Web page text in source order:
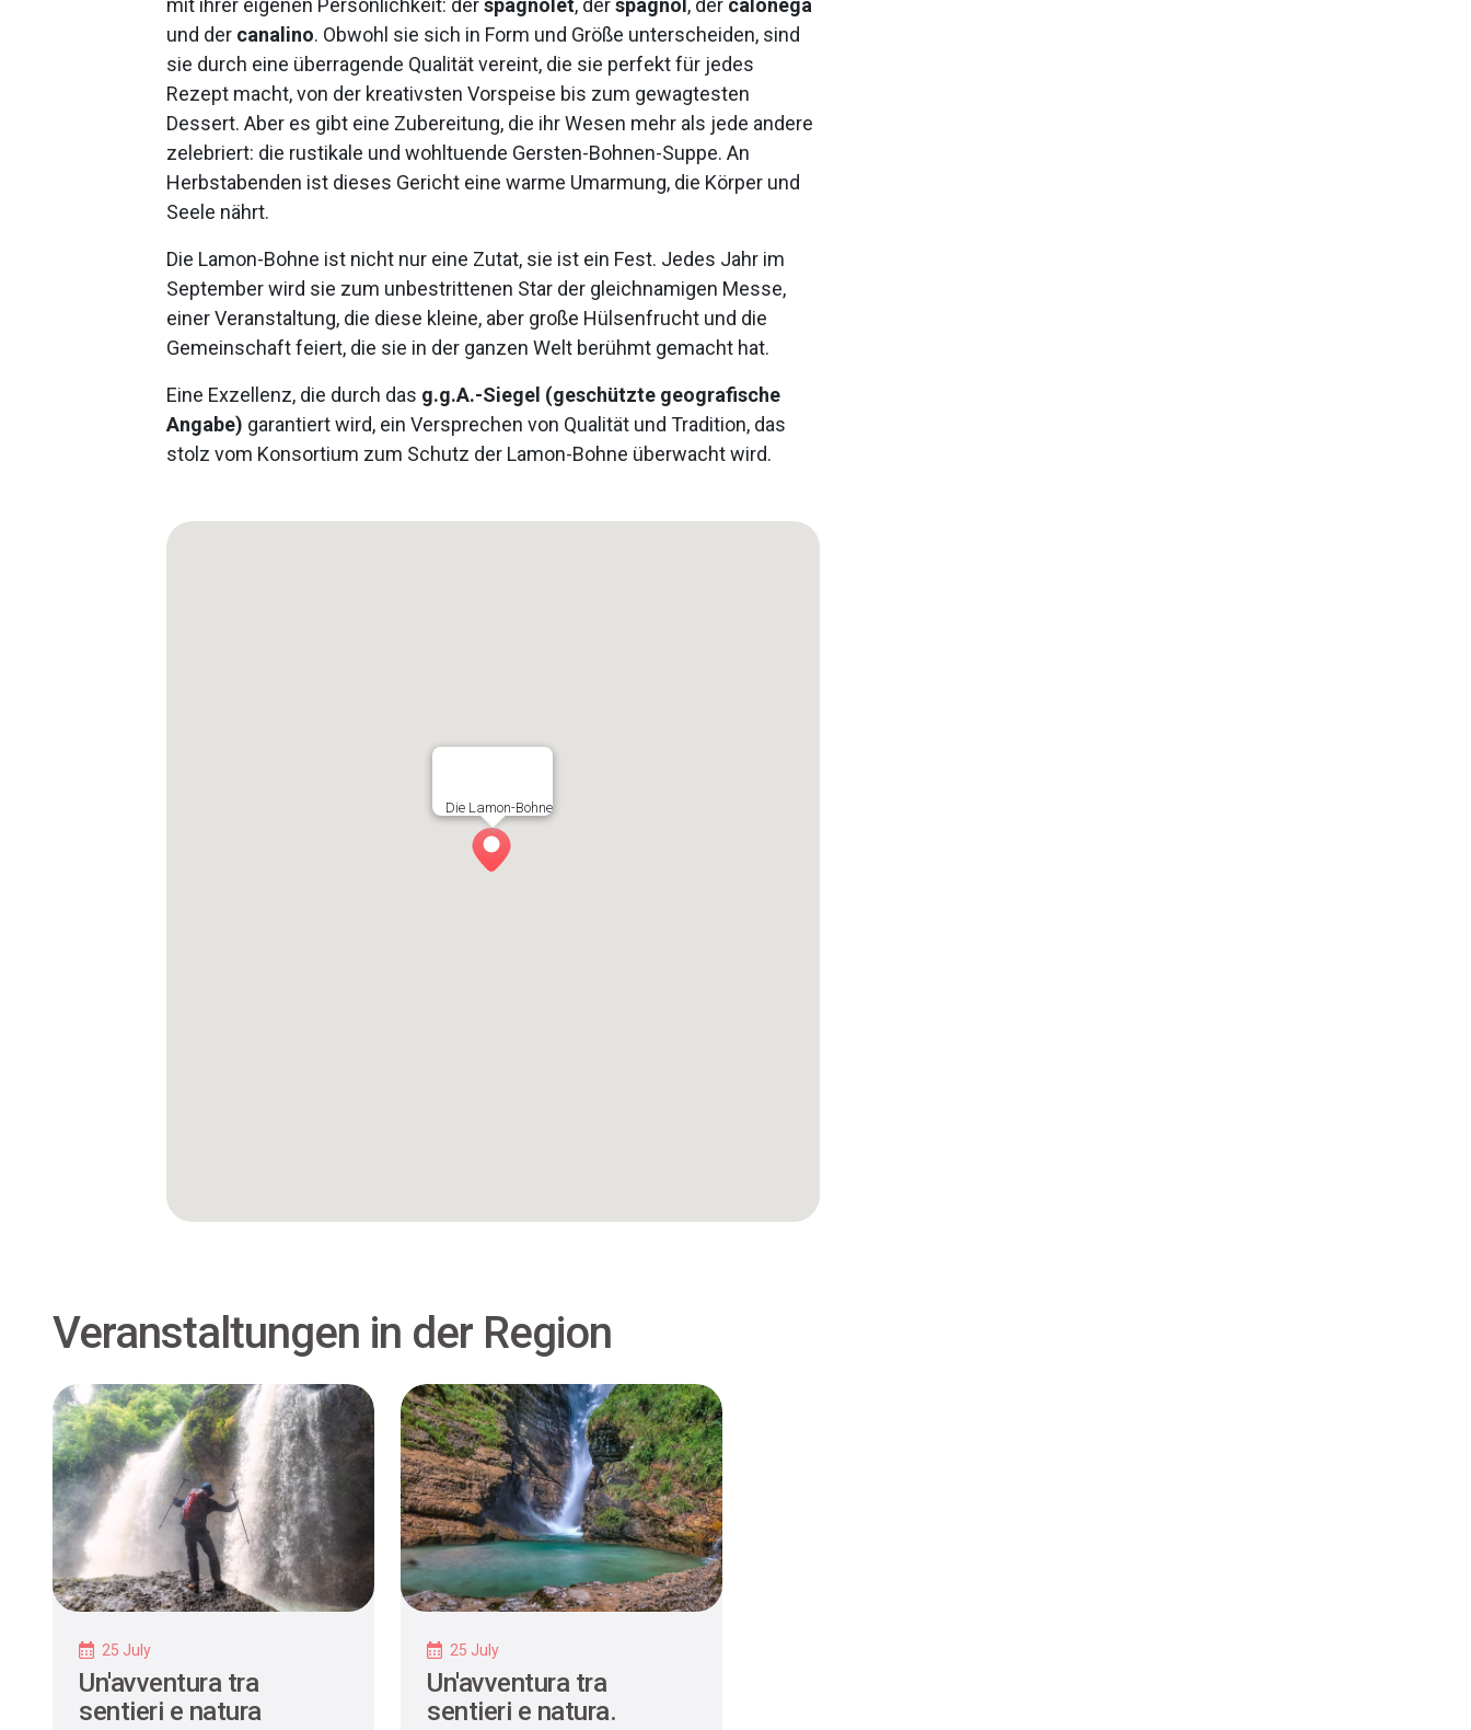
mit ihrer eigenen Persönlichkeit: derspagnolet, derspagnol, der calonega
und der canalino. Obwohl sie sich in Form und Größe unterscheiden, sind
sie durch eine überragende Qualität vereint, die sie perfekt für jedes
Rezept macht, von der kreativsten Vorspeise bis zum gewagtesten
Dessert. Aber es gibt eine Zubereitung, die ihr Wesen mehr als jede andere
zelebriert: die rustikale und wohltuende Gersten-Bohnen-Suppe. An
Herbstabenden ist dieses Gericht eine warme Umarmung, die Körper und
Seele nährt.
Die Lamon-Bohne ist nicht nur eine Zutat, sie ist ein Fest. Jedes Jahr im
September wird sie zum unbestrittenen Star der gleichnamigen Messe,
einer Veranstaltung, die diese kleine, aber große Hülsenfrucht und die
Gemeinschaft feiert, die sie in der ganzen Welt berühmt gemacht hat.
Eine Exzellenz, die durch das g.g.A.-Siegel (geschützte geografische
Angabe) garantiert wird, ein Versprechen von Qualität und Tradition, das
stolz vom Konsortium zum Schutz der Lamon-Bohne überwacht wird.
Die Lamon-Bohne
Veranstaltungen in der Region
25 July
Un'avventura tra
sentieri e natura
25 July
Un'avventura tra
sentieri e natura.